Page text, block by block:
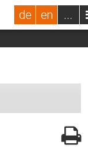
de en ...